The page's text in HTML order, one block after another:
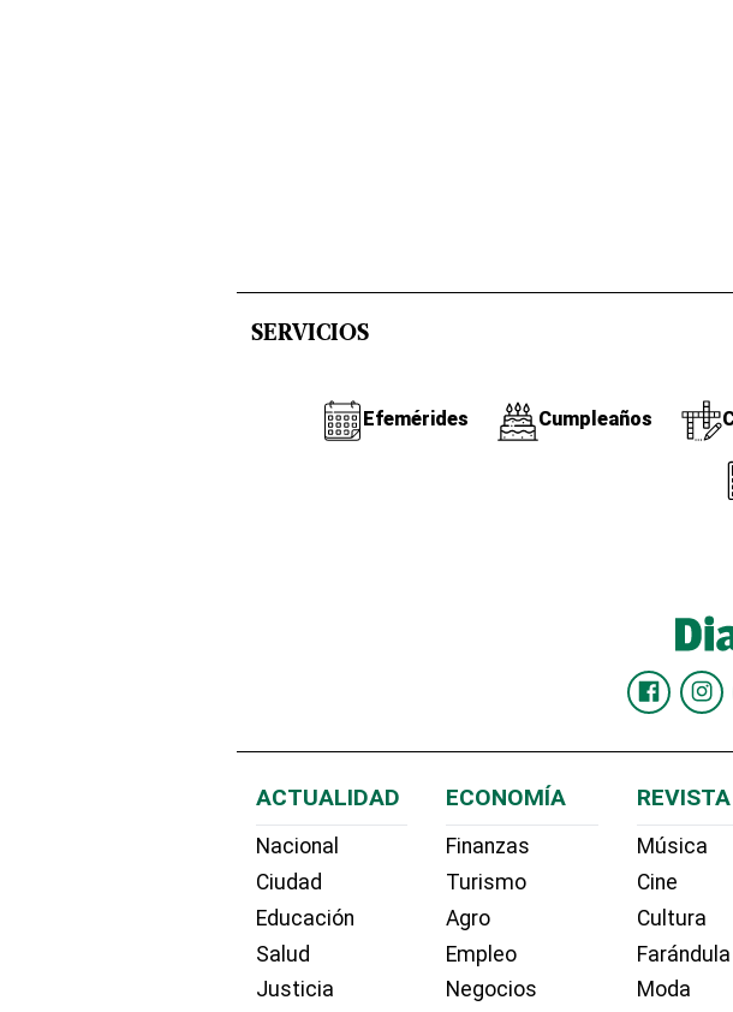
SERVICIOS
Efemérides Cumpleaños
ACTUALIDAD
Nacional
Ciudad
Educación
Salud
Justicia
ECONOMÍA
Finanzas
Turismo
Agro
Empleo
Negocios
REVISTA
Música
Cine
Cultura
Farándula
Moda